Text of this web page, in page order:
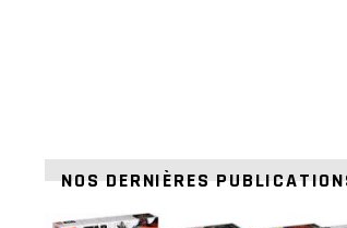
NOS DERNIÈRES